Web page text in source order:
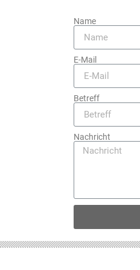
Name
E-Mail
Betreff
Nachricht